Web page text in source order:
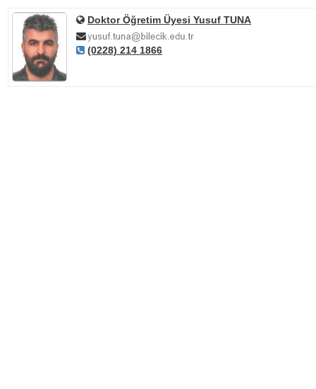
Doktor Öğretim Üyesi Yusuf TUNA
(0228) 214 1866